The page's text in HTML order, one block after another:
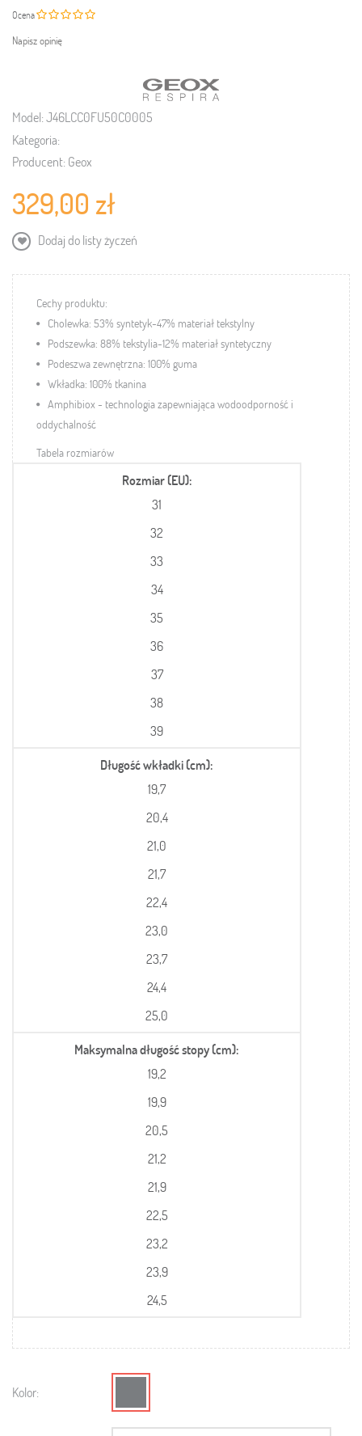
Ocena
Napisz opinię
Model:J46LCC0FU50C0005
Kategoria:
Producent: Geox
329,00 zł
Dodaj do listy życzeń
Cechy produktu:
Cholewka: 53% syntetyk-47% materiał tekstylny
Podszewka: 88% tekstylia-12% materiał syntetyczny
Podeszwa zewnętrzna: 100% guma
Wkładka: 100% tkanina
Amphibiox - technologia zapewniająca wodoodporność i
oddychalność
Tabela rozmiarów
Rozmiar (EU)
31
32
33
34
35
36
37
38
39
Długość wkładki (cm)
19,7
20,4
21,0
21,7
22,4
23,0
23,7
24,4
25,0
Maksymalna długość stopy (cm)
19,2
19,9
20,5
21,2
21,9
22,5
23,2
23,9
24,5
Kolor: